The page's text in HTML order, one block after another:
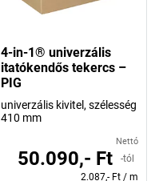
4-in-1® univerzális
itatókendős tekercs –
PIG
univerzális kivitel, szélesség
410 mm
Nettó
50.090,- Ft
-tól
2.087,- Ft / m